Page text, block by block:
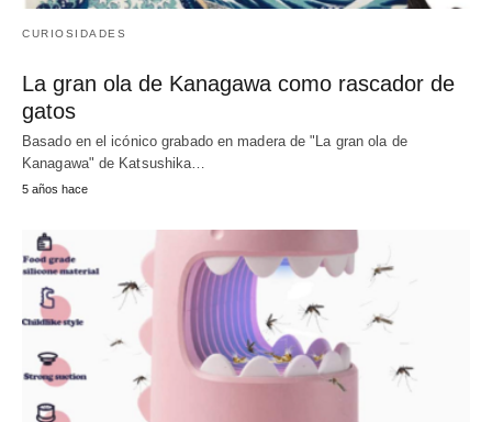
CURIOSIDADES
La gran ola de Kanagawa como rascador de
gatos
Basado en el icónico grabado en madera de "La gran ola de
Kanagawa" de Katsushika…
5 años hace